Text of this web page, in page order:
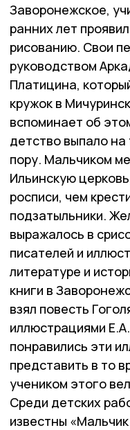
Заворонежское,
ранних лет
рисованию. Свои
руководством
Платицина,
кружок в
вспоминает об
детство выпало
пору. Мальчиком
Ильинскую
росписи, чем
подзатыльники.
выражалось в
писателей и
литературе и
книги в
взял повесть
иллюстрациями
понравились эти
представить в то
учеником этого
Среди детских
известны